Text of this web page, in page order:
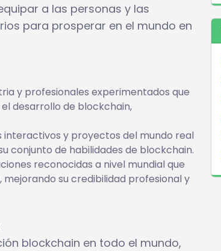
a las personas y las
para prosperar en el mundo en
y profesionales experimentados que
desarrollo de blockchain,
y proyectos del mundo real
conjunto de habilidades de blockchain.
reconocidas a nivel mundial que
su credibilidad profesional y
blockchain en todo el mundo,